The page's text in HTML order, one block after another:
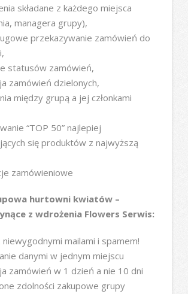
składane z każdego miejsca
managera grupy),
przekazywanie zamówień do
statusów zamówień,
zamówień dzielonych,
między grupą a jej członkami
“TOP 50” najlepiej
się produktów z najwyższą
zamówieniowe
hurtowni kwiatów –
z wdrożenia Flowers Serwis:
niewygodnymi mailami i spamem!
danymi w jednym miejscu
zamówień w 1 dzień a nie 10 dni
zdolności zakupowe grupy